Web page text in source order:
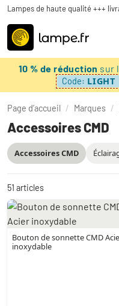
Lampes de haute qualité +++
10 % de réduction sur
Code: LIGHT
Page d’accueil / Marques /
Accessoires CMD
Accessoires CMD
51 articles
Bouton de sonnette CMD
inoxydable